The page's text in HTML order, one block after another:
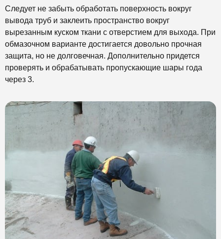
Следует не забыть обработать поверхность вокруг
вывода труб и заклеить пространство вокруг
вырезанным куском ткани с отверстием для выхода. При
обмазочном варианте достигается довольно прочная
защита, но не долговечная. Дополнительно придется
проверять и обрабатывать пропускающие шары года
через 3.